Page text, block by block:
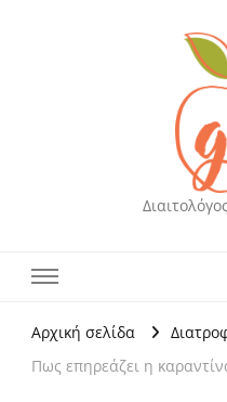
Αρχική σελίδα
Πως επηρεάζει η